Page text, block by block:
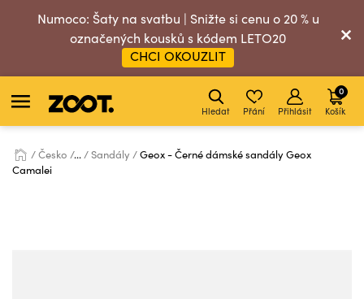
Numoco: Šaty na svatbu | Snižte si cenu o 20 % u
označených kousků s kódem LETO20
CHCI OKOUZLIT
Hledat Přání Přihlásit Košík
0
Česko ... Sandály
Geox - Černé dámské sandály Geox
Camalei